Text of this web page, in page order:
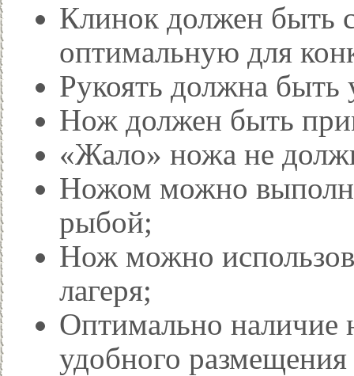
Клинок должен быть
оптимальную для
Рукоять должна быть
Нож должен быть
«Жало» ножа не
Ножом можно
рыбой;
Нож можно
лагеря;
Оптимально наличие
удобного размещения